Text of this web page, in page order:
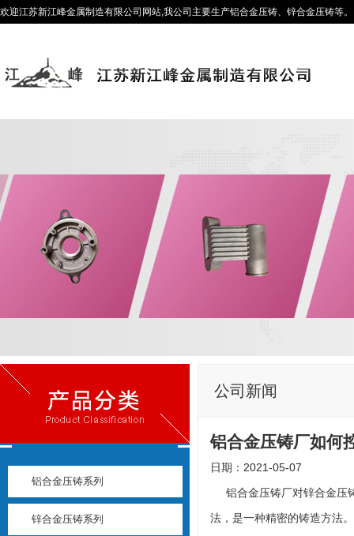
欢迎江苏新江峰金属制造有限公司网站,我公司主要生产铝合金压铸、锌合金压铸等
铝合金压铸系列
锌合金压铸系列
公司新闻
铝合金压铸厂如何
日期：2021-05-07
铝合金压铸厂对锌合金压
法，是一种精密的铸造方法